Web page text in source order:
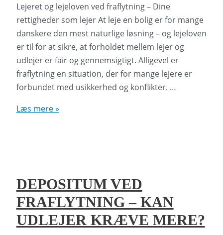
Lejeret og lejeloven ved fraflytning – Dine
rettigheder som lejer At leje en bolig er for mange
danskere den mest naturlige løsning – og lejeloven
er til for at sikre, at forholdet mellem lejer og
udlejer er fair og gennemsigtigt. Alligevel er
fraflytning en situation, der for mange lejere er
forbundet med usikkerhed og konflikter. …
Lejeret
Dine
rettigheder
som
lejer
Læs mere »
DEPOSITUM VED
FRAFLYTNING – KAN
UDLEJER KRÆVE MERE?